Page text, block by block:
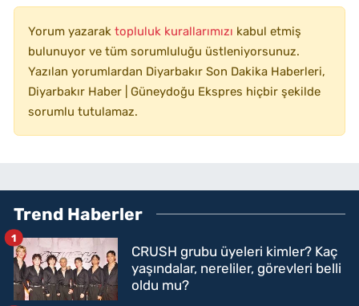
Yorum yazarak topluluk kurallarımızı kabul etmiş
bulunuyor ve tüm sorumluluğu üstleniyorsunuz.
Yazılan yorumlardan Diyarbakır Son Dakika Haberleri,
Diyarbakır Haber | Güneydoğu Ekspres hiçbir şekilde
sorumlu tutulamaz.
Trend Haberler
CRUSH grubu üyeleri kimler? Kaç
yaşındalar, nereliler, görevleri belli
oldu mu?
1